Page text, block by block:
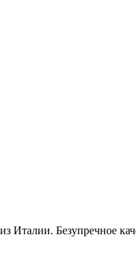
Италии. Безупречное